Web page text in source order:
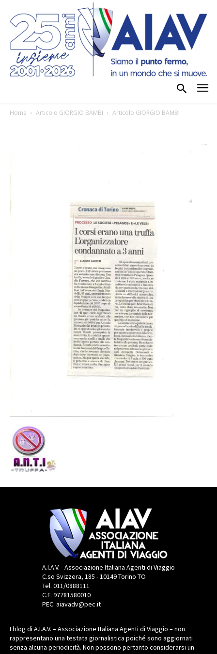
Home Articolo GIORGIO BAMBI Articolo GIORGIO BAMBI
A.I.A.V. - Associazione Italiana Agenti di Viaggio
C.so Svizzera, 185 - 10149 Torino TO
Tel. 011/0888111
C.F. 97781580010
PEC: aiavadv@pec.it
I blog di A.I.A.V. – Associazione Italiana Agenti di Viaggio – non
rappresentano una testata giornalistica poiché sono aggiornati
senza alcuna periodicità. Non possono pertanto considerarsi un